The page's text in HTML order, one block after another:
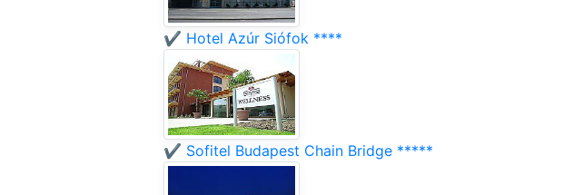
✔️ Hotel Azúr Siófok ****
✔️ Sofitel Budapest Chain Bridge *****